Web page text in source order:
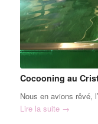
Cocooning au
Nous en avions rêvé,
Lire la suite→